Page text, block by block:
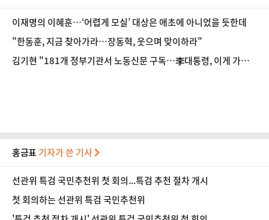
이재명의 이혜훈…‘어렵게 모실’ 대상은 애초에 아니었을 듯한데
"한동훈, 지금 찾아가라…장동혁, 웃으며 맞이하라"
김기현 "181개 정부기관서 노동신문 구독…李대통령, 이게 가짜
홍금표 기자가 쓴 기사
선관위 특검 국민추천위 첫 회의...특검 추천 절차 개시
첫 회의하는 선관위 특검 국민추천위